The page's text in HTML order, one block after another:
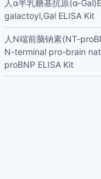
人α半乳糖基抗原(α-
galactoyl,Gal ELISA Kit
人N端前脑钠素(NT-
N-terminal pro-brain
proBNP ELISA Kit